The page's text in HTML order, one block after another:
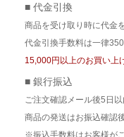
■ 代金引換
商品を受け取り時に代金
代金引換手数料は一律350
15,000円以上のお買い上
■ 銀行振込
ご注文確認メール後5日
商品の発送はお振込確認
※振込手数料はお客様が